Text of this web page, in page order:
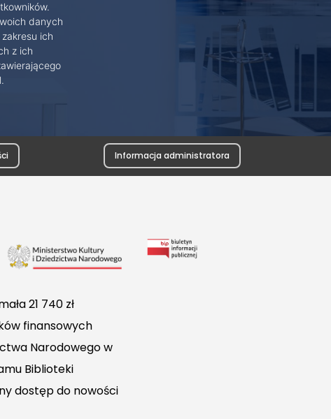
danych
ich
z ich
Informacja administratora
21 740 zł
finansowych
Narodowego w
Biblioteki
dostęp do nowości
Link